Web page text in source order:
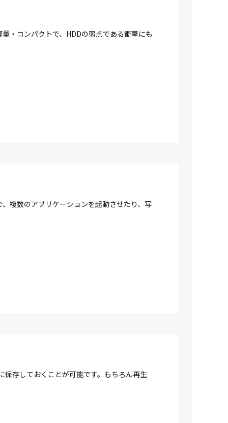
・コンパクトで、HDDの弱点である衝撃にも
複数のアプリケーションを起動させたり、写
保存しておくことが可能です。もちろん再生